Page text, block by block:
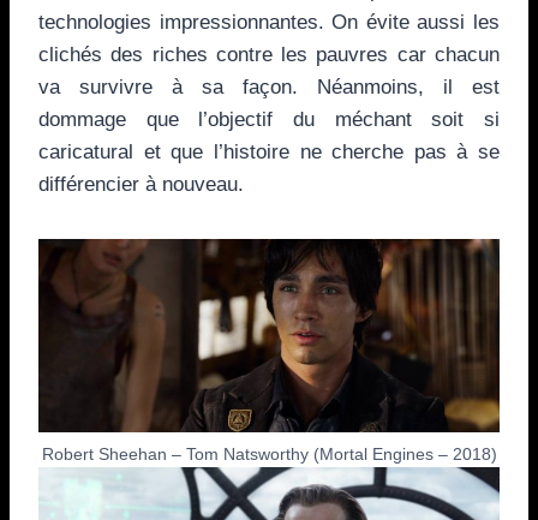
technologies impressionnantes. On évite aussi les
clichés des riches contre les pauvres car chacun
va survivre à sa façon. Néanmoins, il est
dommage que l’objectif du méchant soit si
caricatural et que l’histoire ne cherche pas à se
différencier à nouveau.
Robert Sheehan – Tom Natsworthy (Mortal Engines – 2018)